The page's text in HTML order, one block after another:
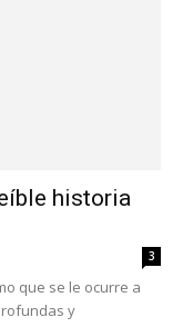
historia
3
que se le ocurre a
y